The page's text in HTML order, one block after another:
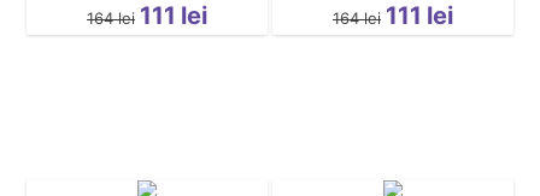
164 lei 111 lei 164 lei 111 lei